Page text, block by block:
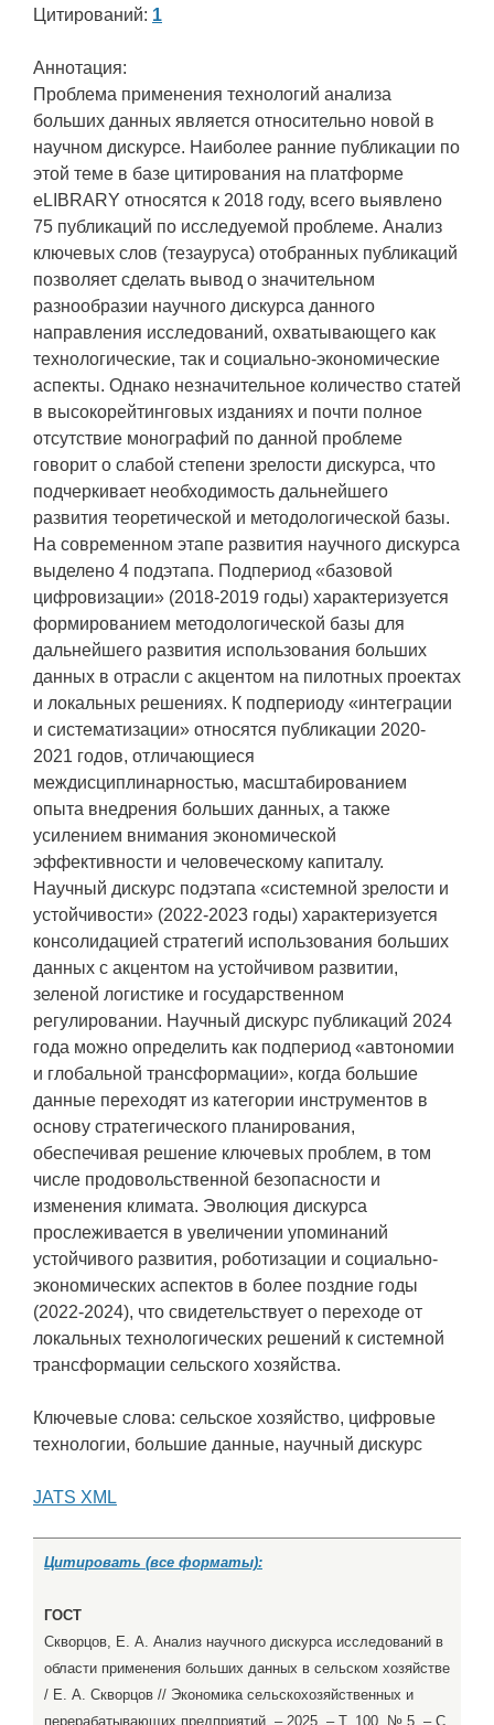
Цитирований: 1
Аннотация:
Проблема применения технологий анализа
больших данных является относительно новой в
научном дискурсе. Наиболее ранние публикации по
этой теме в базе цитирования на платформе
eLIBRARY относятся к 2018 году, всего выявлено
75 публикаций по исследуемой проблеме. Анализ
ключевых слов (тезауруса) отобранных публикаций
позволяет сделать вывод о значительном
разнообразии научного дискурса данного
направления исследований, охватывающего как
технологические, так и социально-экономические
аспекты. Однако незначительное количество статей
в высокорейтинговых изданиях и почти полное
отсутствие монографий по данной проблеме
говорит о слабой степени зрелости дискурса, что
подчеркивает необходимость дальнейшего
развития теоретической и методологической базы.
На современном этапе развития научного дискурса
выделено 4 подэтапа. Подпериод «базовой
цифровизации» (2018-2019 годы) характеризуется
формированием методологической базы для
дальнейшего развития использования больших
данных в отрасли с акцентом на пилотных проектах
и локальных решениях. К подпериоду «интеграции
и систематизации» относятся публикации 2020-
2021 годов, отличающиеся
междисциплинарностью, масштабированием
опыта внедрения больших данных, а также
усилением внимания экономической
эффективности и человеческому капиталу.
Научный дискурс подэтапа «системной зрелости и
устойчивости» (2022-2023 годы) характеризуется
консолидацией стратегий использования больших
данных с акцентом на устойчивом развитии,
зеленой логистике и государственном
регулировании. Научный дискурс публикаций 2024
года можно определить как подпериод «автономии
и глобальной трансформации», когда большие
данные переходят из категории инструментов в
основу стратегического планирования,
обеспечивая решение ключевых проблем, в том
числе продовольственной безопасности и
изменения климата. Эволюция дискурса
прослеживается в увеличении упоминаний
устойчивого развития, роботизации и социально-
экономических аспектов в более поздние годы
(2022-2024), что свидетельствует о переходе от
локальных технологических решений к системной
трансформации сельского хозяйства.
Ключевые слова: сельское хозяйство, цифровые
технологии, большие данные, научный дискурс
JATS XML
Цитировать (все форматы):
ГОСТ
Скворцов, Е. А. Анализ научного дискурса исследований в
области применения больших данных в сельском хозяйстве
/ Е. А. Скворцов // Экономика сельскохозяйственных и
перерабатывающих предприятий. – 2025. – Т. 100, № 5. – С.